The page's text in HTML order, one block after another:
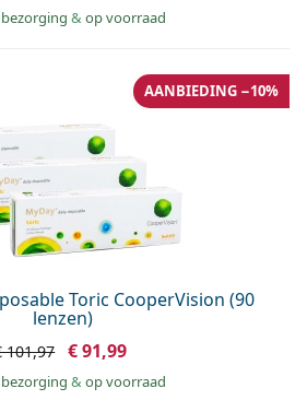
& op voorraad
Toric CooperVision (90
lenzen)
AANBIEDING −10%
101,97 € 91,99
& op voorraad